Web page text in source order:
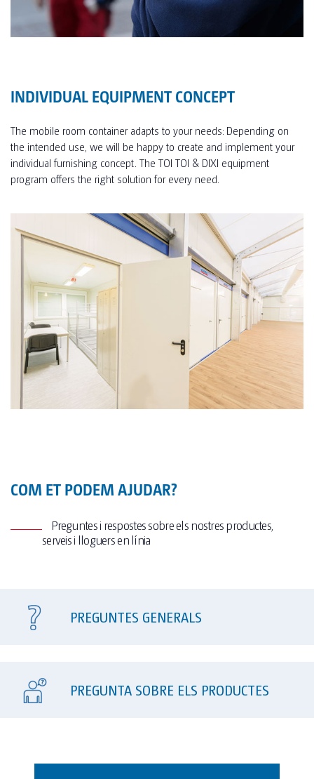
INDIVIDUAL EQUIPMENT CONCEPT
The mobile room container adapts to your needs: Depending on
the intended use, we will be happy to create and implement your
individual furnishing concept. The TOI TOI & DIXI equipment
program offers the right solution for every need.
COM ET PODEM AJUDAR?
Preguntes i respostes sobre els nostres productes,
serveis i lloguers en línia
PREGUNTES GENERALS
PREGUNTA SOBRE ELS PRODUCTES